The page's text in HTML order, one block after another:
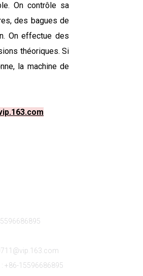
On contrôle sa
des bagues de
On effectue des
théoriques. Si
la machine de
+86-15596686895